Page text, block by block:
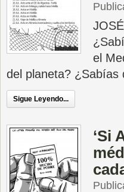
el
del planeta?
Sigue Leyendo...
‘Si